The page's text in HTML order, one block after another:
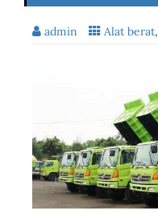
admin Alat berat,